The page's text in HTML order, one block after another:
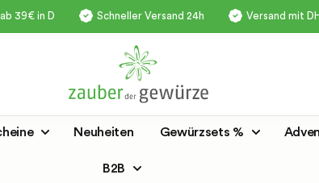
39€ in D Schneller Versand 24h Versand mit
Neuheiten Gewürzsets %
B2B